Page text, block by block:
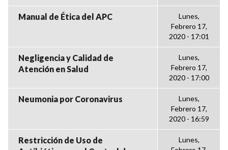
Manual de Ética del APC
Lunes,
Febrero 17,
2020 - 17:01
Negligencia y Calidad de
Atención en Salud
Lunes,
Febrero 17,
2020 - 17:00
Neumonia por Coronavirus
Lunes,
Febrero 17,
2020 - 16:59
Restricción de Uso de
Lunes,